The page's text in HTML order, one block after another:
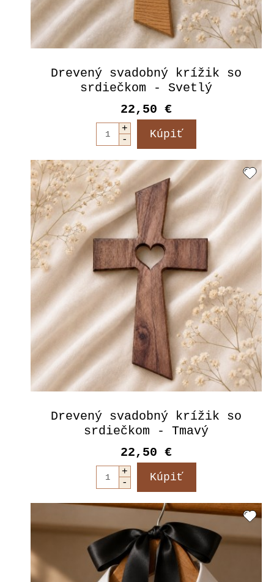
Drevený svadobný krížik so
srdiečkom - Svetlý
22,50 €
Drevený svadobný krížik so
srdiečkom - Tmavý
22,50 €